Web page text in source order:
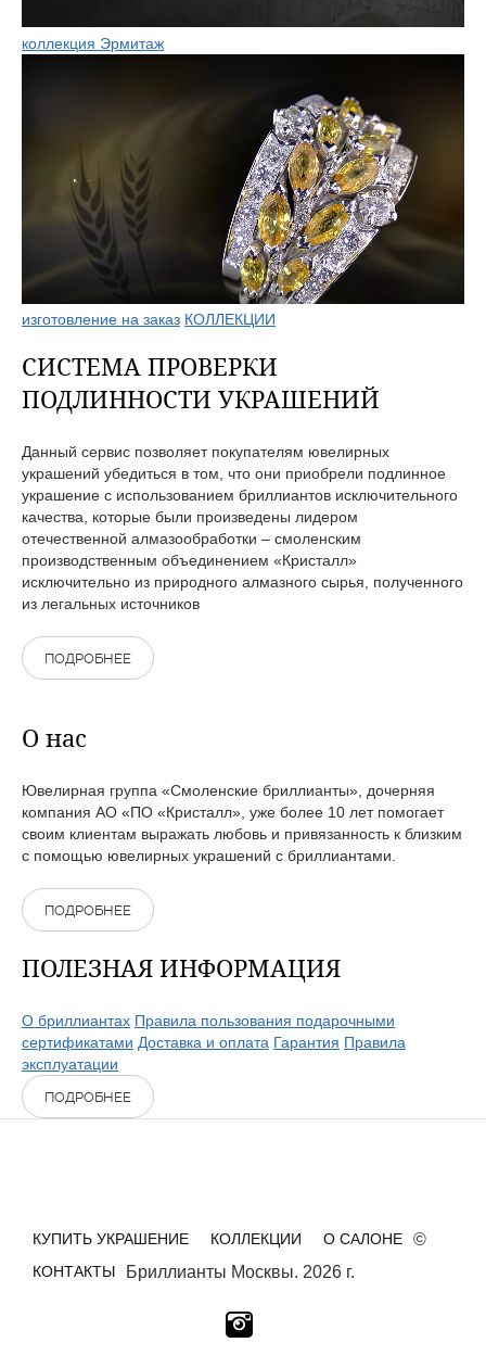
коллекция Эрмитаж
изготовление на заказ КОЛЛЕКЦИИ
СИСТЕМА ПРОВЕРКИ
ПОДЛИННОСТИ УКРАШЕНИЙ
Данный сервис позволяет покупателям ювелирных
украшений убедиться в том, что они приобрели подлинное
украшение с использованием бриллиантов исключительного
качества, которые были произведены лидером
отечественной алмазообработки – смоленским
производственным объединением «Кристалл»
исключительно из природного алмазного сырья, полученного
из легальных источников
ПОДРОБНЕЕ
О нас
Ювелирная группа «Смоленские бриллианты», дочерняя
компания АО «ПО «Кристалл», уже более 10 лет помогает
своим клиентам выражать любовь и привязанность к близким
с помощью ювелирных украшений с бриллиантами.
ПОДРОБНЕЕ
ПОЛЕЗНАЯ ИНФОРМАЦИЯ
О бриллиантах Правила пользования подарочными
сертификатами Доставка и оплата Гарантия Правила
эксплуатации
ПОДРОБНЕЕ
КУПИТЬ УКРАШЕНИЕ КОЛЛЕКЦИИ
О САЛОНЕ
КОНТАКТЫ
©
Бриллианты Москвы. 2026 г.